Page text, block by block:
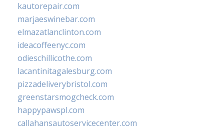
kautorepair.com
marjaeswinebar.com
elmazatlanclinton.com
ideacoffeenyc.com
odieschillicothe.com
lacantinitagalesburg.com
pizzadeliverybristol.com
greenstarsmogcheck.com
happypawspl.com
callahansautoservicecenter.com